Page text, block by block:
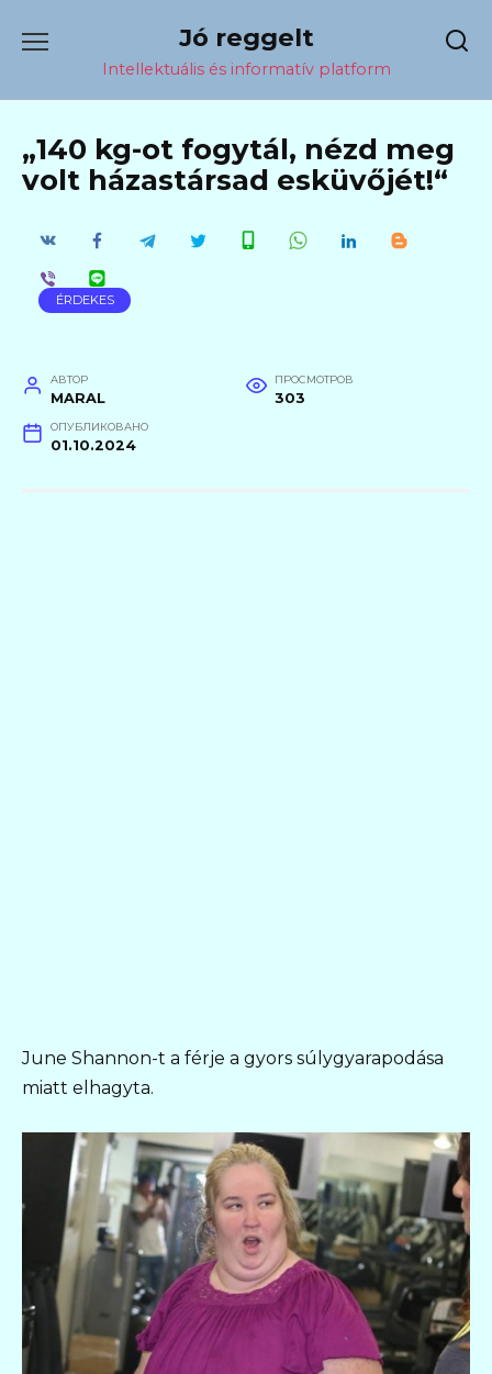
содержанию
Jó reggelt
Intellektuális és informatív platform
„140 kg-ot fogytál, nézd meg
volt házastársad esküvőjét!“
ÉRDEKES
АВТОР
MARAL
ПРОСМОТРОВ
303
ОПУБЛИКОВАНО
01.10.2024
June Shannon-t a férje a gyors súlygyarapodása
miatt elhagyta.